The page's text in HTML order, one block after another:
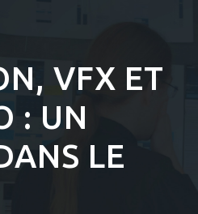
VFX ET
: UN
LE